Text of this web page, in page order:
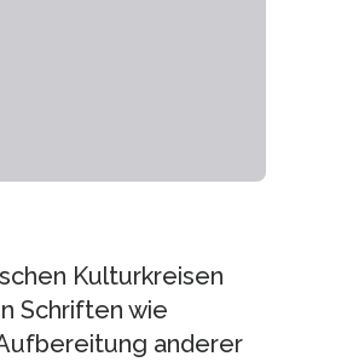
Kulturkreisen
Schriften wie
anderer